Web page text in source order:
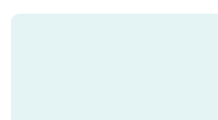
からの営業となりますのでよろしくお願いし